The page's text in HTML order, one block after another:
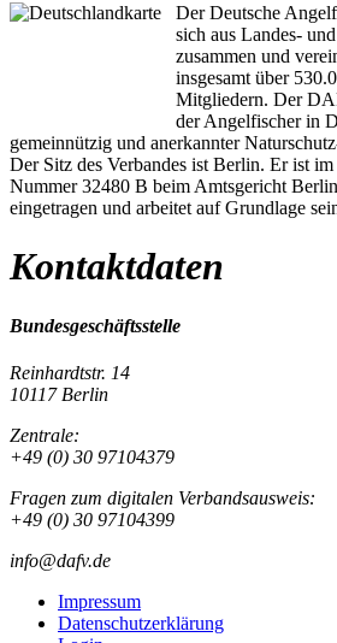
Der Deutsche
sich aus Landes-
zusammen und
insgesamt über
Mitgliedern. Der
der Angelfischer in
gemeinnützig und anerkannter
Der Sitz des Verbandes ist Berlin. Er ist
Nummer 32480 B beim Amtsgericht
eingetragen und arbeitet auf Grundlage
Kontaktdaten
Bundesgeschäftsstelle
Reinhardtstr. 14
10117 Berlin
Zentrale:
+49 (0) 30 97104379
Fragen zum digitalen Verbandsausweis:
+49 (0) 30 97104399
info@dafv.de
Impressum
Datenschutzerklärung